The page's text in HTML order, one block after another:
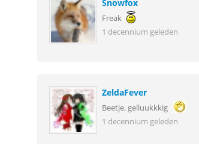
Snowfox
Freak
1 decennium geleden
ZeldaFever
Beetje, gelluukkkig
1 decennium geleden